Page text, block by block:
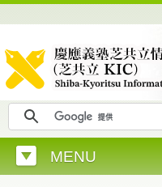
MENU